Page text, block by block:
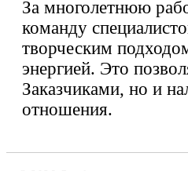
За многолетнюю
команду
творческим
энергией. Это
Заказчиками, но и
отношения.